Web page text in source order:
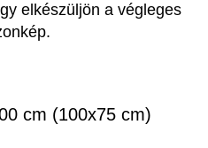
elkészüljön a végleges
cm (100x75 cm)